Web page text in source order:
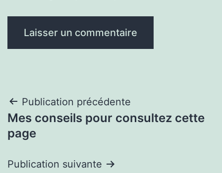
Navigation
de
Publication précédente
Mes conseils pour consultez cette
page
Publication suivante